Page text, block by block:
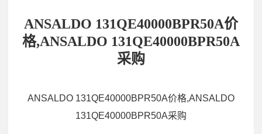
ANSALDO 131QE40000BPR50A价
格,ANSALDO 131QE40000BPR50A
采购
ANSALDO 131QE40000BPR50A价格,ANSALDO
131QE40000BPR50A采购